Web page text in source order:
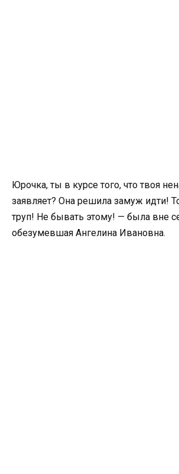
Юрочка, ты в курсе того, что твоя
заявляет? Она решила замуж идти!
труп! Не бывать этому! — была вне
обезумевшая Ангелина Ивановна.